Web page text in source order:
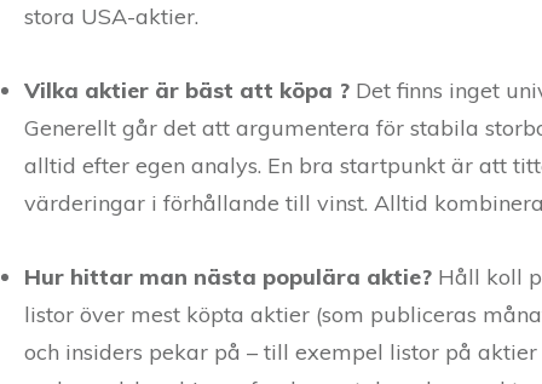
stora USA-akti­er.
Vilka aktier är bäst att köpa ? Det finns inget
Generellt går det att argumentera för stabila
alltid efter egen analys. En bra startpunkt är att
värderingar i förhållande till vinst. Alltid
Hur hittar man nästa populära aktie? Håll koll
listor över mest köpta aktier (som publiceras
och insiders pekar på – till exempel listor på